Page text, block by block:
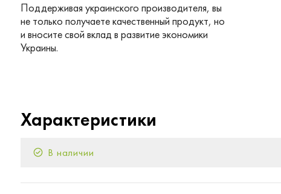
Поддерживая украинского производителя, вы
не только получаете качественный продукт, но
и вносите свой вклад в развитие экономики
Украины.
Характеристики
В наличии